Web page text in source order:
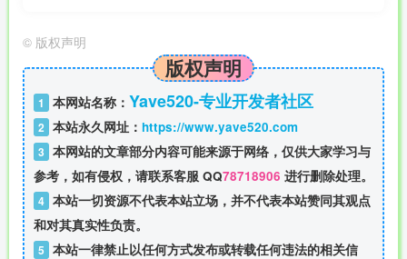
© 版权声明
版权声明
1 本网站名称： Yave520-专业开发者社区
2 本站永久网址： https://www.yave520.com
3 本网站的文章部分内容可能来源于网络，仅供大家学习与
参考，如有侵权，请联系客服 QQ78718906 进行删除处理。
4 本站一切资源不代表本站立场，并不代表本站赞同其观点
和对其真实性负责。
5 本站一律禁止以任何方式发布或转载任何违法的相关信